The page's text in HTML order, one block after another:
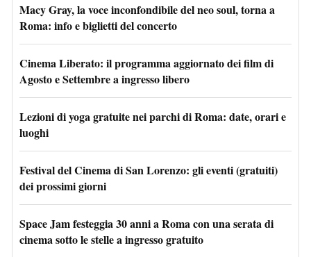
Macy Gray, la voce inconfondibile del neo soul, torna a
Roma: info e biglietti del concerto
Cinema Liberato: il programma aggiornato dei film di
Agosto e Settembre a ingresso libero
Lezioni di yoga gratuite nei parchi di Roma: date, orari e
luoghi
Festival del Cinema di San Lorenzo: gli eventi (gratuiti)
dei prossimi giorni
Space Jam festeggia 30 anni a Roma con una serata di
cinema sotto le stelle a ingresso gratuito